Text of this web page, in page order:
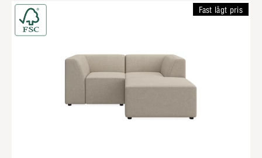
Fast lågt pris